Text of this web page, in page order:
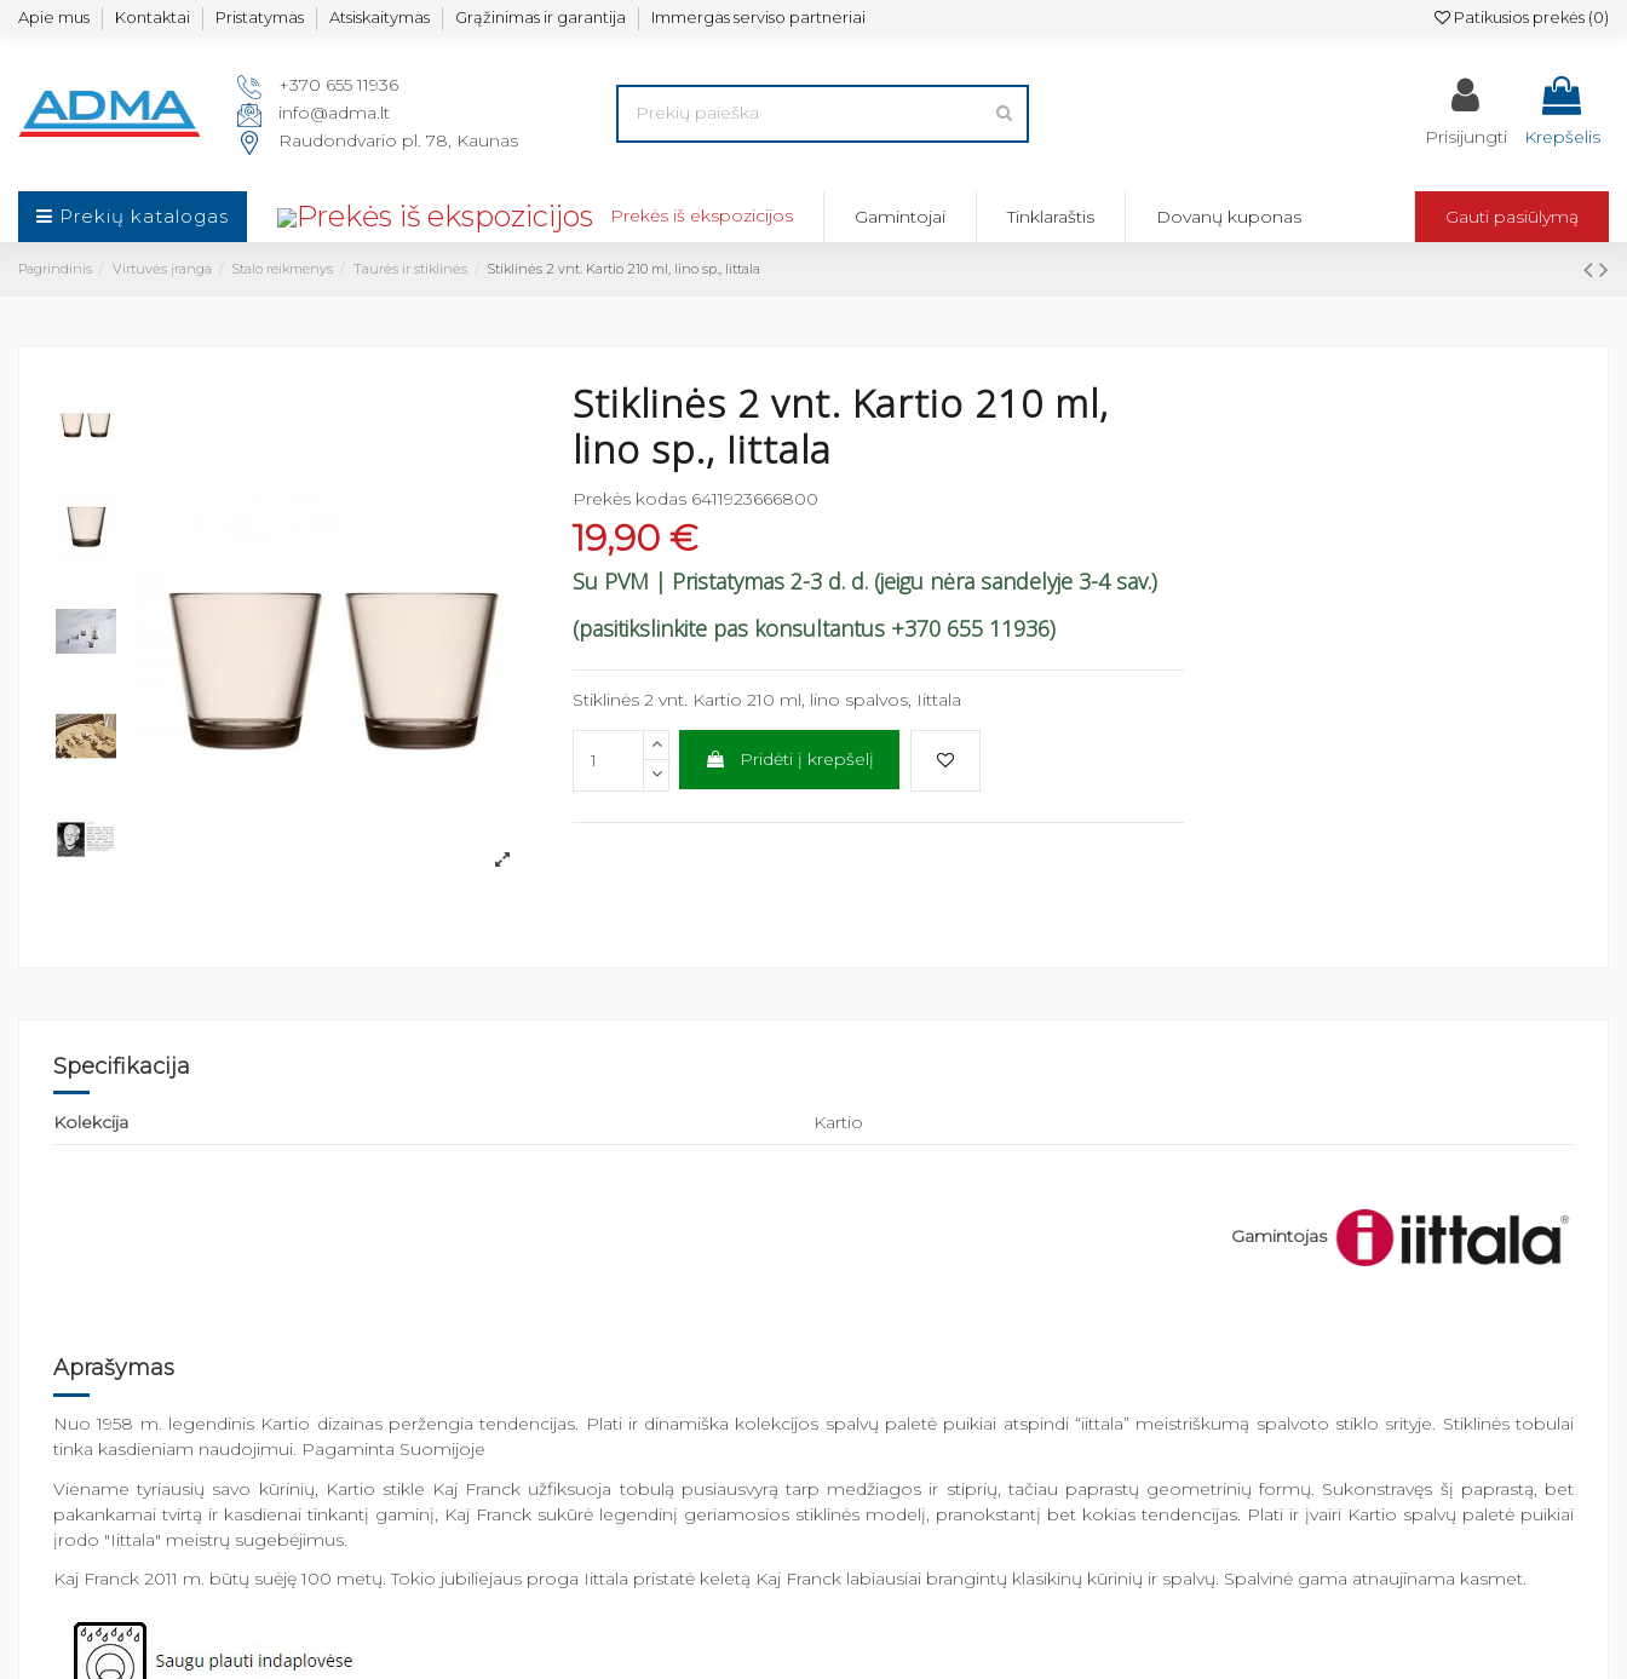
Apie mus Kontaktai Pristatymas Atsiskaitymas Grąžinimas ir garantija Immergas serviso partneriai Patikusios prekės (0)
+370 655 11936
info@adma.lt
Raudondvario pl. 78, Kaunas
Prisijungti Krepšelis
Prekių katalogas Prekės iš ekspozicijos Gamintojai Tinklaraštis Dovanų kuponas Gauti pasiūlymą
Pagrindinis Virtuvės įranga Stalo reikmenys Taurės ir stiklinės Stiklinės 2 vnt. Kartio 210 ml, lino sp., Iittala
Stiklinės 2 vnt. Kartio 210 ml,
lino sp., Iittala
Prekės kodas 6411923666800
19,90 €
Su PVM | Pristatymas 2-3 d. d. (jeigu nėra sandelyje 3-4 sav.)
(pasitikslinkite pas konsultantus +370 655 11936)
Stiklinės 2 vnt. Kartio 210 ml, lino spalvos, Iittala
Pridėti į krepšelį
Specifikacija
Kolekcija Kartio
Gamintojas
Aprašymas
Nuo 1958 m. legendinis Kartio dizainas peržengia tendencijas. Plati ir dinamiška kolekcijos spalvų paletė puikiai atspindi “iittala” meistriškumą spalvoto stiklo srityje. Stiklinės tobulai
tinka kasdieniam naudojimui. Pagaminta Suomijoje
Viename tyriausių savo kūrinių, Kartio stikle Kaj Franck užfiksuoja tobulą pusiausvyrą tarp medžiagos ir stiprių, tačiau paprastų geometrinių formų. Sukonstravęs šį paprastą, bet
pakankamai tvirtą ir kasdienai tinkantį gaminį, Kaj Franck sukūrė legendinį geriamosios stiklinės modelį, pranokstantį bet kokias tendencijas. Plati ir įvairi Kartio spalvų paletė puikiai
įrodo "Iittala" meistrų sugebėjimus.
Kaj Franck 2011 m. būtų suėję 100 metų. Tokio jubiliejaus proga Iittala pristatė keletą Kaj Franck labiausiai brangintų klasikinų kūrinių ir spalvų. Spalvinė gama atnaujinama kasmet.